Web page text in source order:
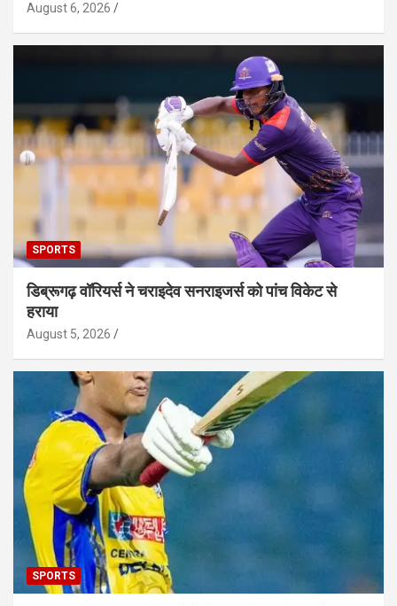
August 6, 2026
SPORTS
डिब्रूगढ़ वॉरियर्स ने चराइदेव सनराइजर्स को पांच विकेट से
हराया
August 5, 2026
SPORTS